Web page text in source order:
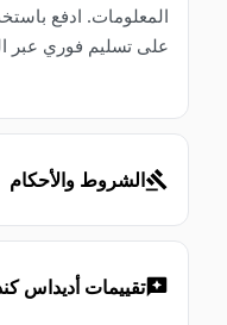
المعلومات. ادفع
على تسليم فوري عبر
الشروط والأحكام
تقييمات أديداس كندا (2)